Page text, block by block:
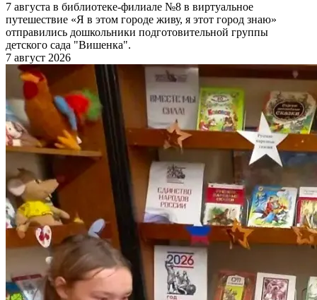
7 августа в библиотеке-филиале №8 в виртуальное
путешествие «Я в этом городе живу, я этот город знаю»
отправились дошкольники подготовительной группы
детского сада "Вишенка".
7 август 2026